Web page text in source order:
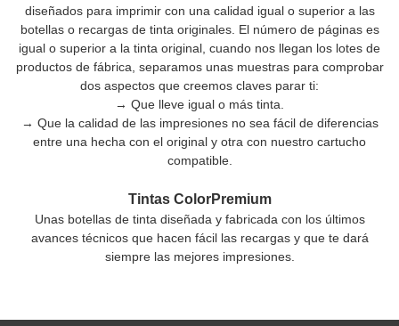
diseñados para imprimir con una calidad igual o superior a las
botellas o recargas de tinta originales. El número de páginas es
igual o superior a la tinta original, cuando nos llegan los lotes de
productos de fábrica, separamos unas muestras para comprobar
dos aspectos que creemos claves parar ti:
→ Que lleve igual o más tinta.
→ Que la calidad de las impresiones no sea fácil de diferencias
entre una hecha con el original y otra con nuestro cartucho
compatible.
Tintas ColorPremium
Unas botellas de tinta diseñada y fabricada con los últimos
avances técnicos que hacen fácil las recargas y que te dará
siempre las mejores impresiones.